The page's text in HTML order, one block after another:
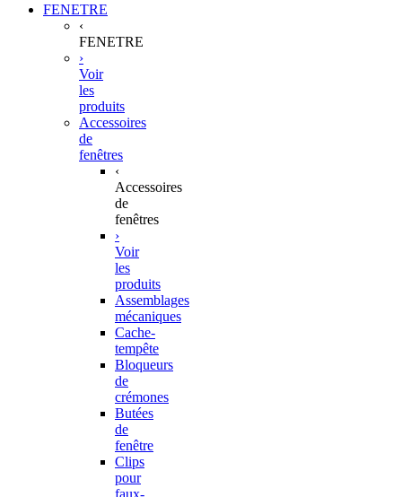
FENETRE
‹
FENETRE
›
Voir
les
produits
Accessoires
de
fenêtres
‹
Accessoires
de
fenêtres
›
Voir
les
produits
Assemblages
mécaniques
Cache-
tempête
Bloqueurs
de
crémones
Butées
de
fenêtre
Clips
pour
faux-